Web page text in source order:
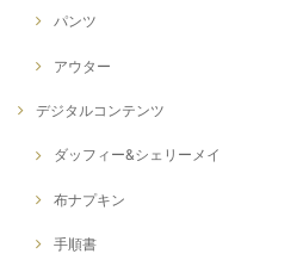
パンツ
アウター
デジタルコンテンツ
ダッフィー&シェリーメイ
布ナプキン
手順書